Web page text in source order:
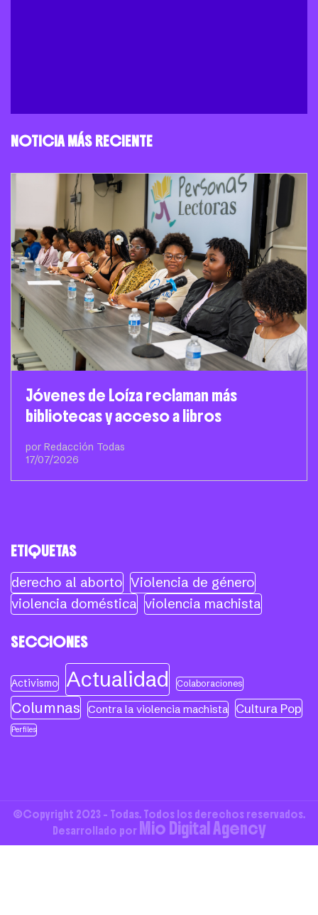
NOTICIA MÁS RECIENTE
Jóvenes de Loíza reclaman más
bibliotecas y acceso a libros
por Redacción Todas
17/07/2026
ETIQUETAS
derecho al aborto Violencia de género
violencia doméstica violencia machista
SECCIONES
Activismo Actualidad Colaboraciones
Columnas Contra la violencia machista Cultura Pop
Perfiles
©Copyright 2023 - Todas. Todos los derechos reservados.
Desarrollado por Mio Digital Agency